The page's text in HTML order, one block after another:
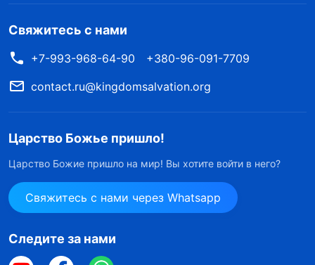
Свяжитесь с нами
+7-993-968-64-90
+380-96-091-7709
contact.ru@kingdomsalvation.org
Царство Божье пришло!
Царство Божие пришло на мир! Вы хотите войти в него?
Свяжитесь с нами через Whatsapp
Следите за нами